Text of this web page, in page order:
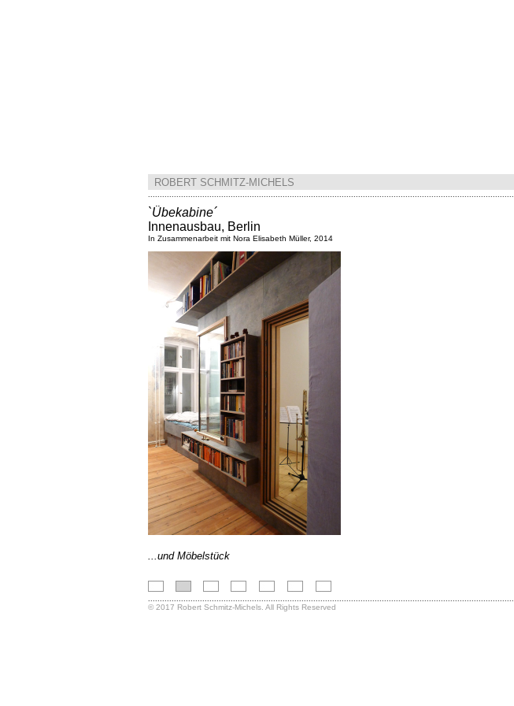
ROBERT SCHMITZ-MICHELS
`Übekabine´
Innenausbau, Berlin
In Zusammenarbeit mit Nora Elisabeth Müller, 2014
...und Möbelstück
© 2017 Robert Schmitz-Michels. All Rights Reserved